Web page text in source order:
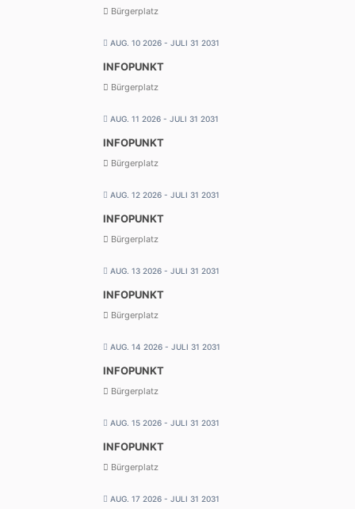
Bürgerplatz
AUG. 10 2026 - JULI 31 2031
INFOPUNKT
Bürgerplatz
AUG. 11 2026 - JULI 31 2031
INFOPUNKT
Bürgerplatz
AUG. 12 2026 - JULI 31 2031
INFOPUNKT
Bürgerplatz
AUG. 13 2026 - JULI 31 2031
INFOPUNKT
Bürgerplatz
AUG. 14 2026 - JULI 31 2031
INFOPUNKT
Bürgerplatz
AUG. 15 2026 - JULI 31 2031
INFOPUNKT
Bürgerplatz
AUG. 17 2026 - JULI 31 2031